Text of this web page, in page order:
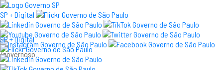
SP + Digital
/governosp
SP + Digital
×
visite